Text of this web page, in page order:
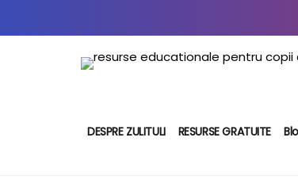
DESPRE ZULITULI RESURSE GRATUITE